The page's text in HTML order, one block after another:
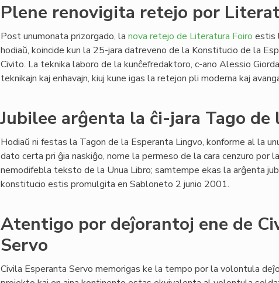
Plene renovigita retejo por
Post unumonata prizorgado, la nova retejo de Literatura Foiro estis
hodiaŭ, koincide kun la 25-jara datreveno de la Konstitucio de la
Civito. La teknika laboro de la kunĉefredaktoro, c-ano Alessio
teknikajn kaj enhavajn, kiuj kune igas la retejon pli moderna kaj
Jubilee arĝenta la ĉi-jara Tago
Hodiaŭ ni festas la Tagon de la Esperanta Lingvo, konforme al la
dato certa pri ĝia naskiĝo, nome la permeso de la cara cenzuro por la
nemodifebla teksto de la Unua Libro; samtempe ekas la arĝenta
konstitucio estis promulgita en Sabloneto 2 junio 2001.
Atentigo por deĵorantoj ene de
Servo
Civila Esperanta Servo memorigas ke la tempo por la volontula